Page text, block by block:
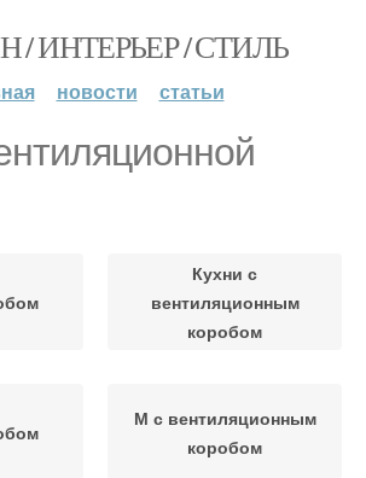
/ ИНТЕРЬЕР / СТИЛЬ
новости статьи
Кухни с
вентиляционным
коробом
М с вентиляционным
коробом